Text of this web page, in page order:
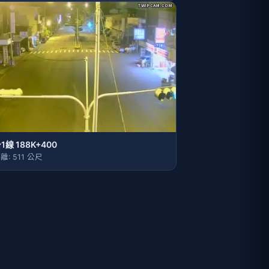
線 188K+400
: 511 公尺